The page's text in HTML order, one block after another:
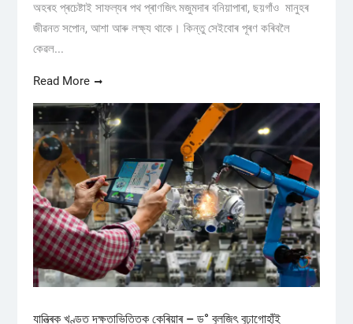
অহৰহ প্ৰচেষ্টাই সাফল্যৰ পথ প্ৰাণজিৎ মজুমদাৰ বনিয়াপাৰা, ছয়গাঁও ​মানুহৰ
জীৱনত সপোন, আশা আৰু লক্ষ্য থাকে। কিন্তু সেইবোৰ পূৰণ কৰিবলৈ
কেৱল...
Read More
যান্ত্ৰিক খণ্ডত দক্ষতাভিত্তিক কেৰিয়াৰ – ড° বুলজিৎ বুঢ়াগোহাঁই